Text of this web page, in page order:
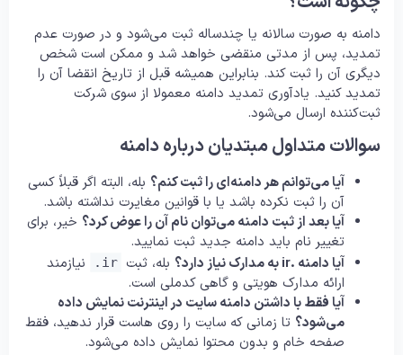
دامنه به صورت سالانه یا چندساله ثبت می‌شود و در صورت عدم
تمدید، پس از مدتی منقضی خواهد شد و ممکن است شخص
دیگری آن را ثبت کند. بنابراین همیشه قبل از تاریخ انقضا آن را
تمدید کنید. یادآوری تمدید دامنه معمولا از سوی شرکت
ثبت‌کننده ارسال می‌شود.
سوالات متداول مبتدیان درباره دامنه
آیا می‌توانم هر دامنه‌ای را ثبت کنم؟ بله، البته اگر قبلاً کسی
آن را ثبت نکرده باشد یا با قوانین مغایرت نداشته باشد.
آیا بعد از ثبت دامنه می‌توان نام آن را عوض کرد؟ خیر، برای
تغییر نام باید دامنه جدید ثبت نمایید.
آیا دامنه .ir به مدارک نیاز دارد؟
بله، ثبت .ir
نیازمند
ارائه مدارک هویتی و گاهی کدملی است.
آیا فقط با داشتن دامنه سایت در اینترنت نمایش داده
می‌شود؟ تا زمانی که سایت را روی هاست قرار ندهید، فقط
صفحه خام و بدون محتوا نمایش داده می‌شود.